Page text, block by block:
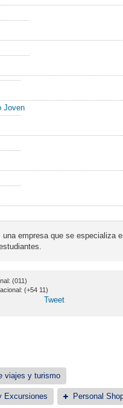
Joven
una empresa que se especializa
(011)
(+54 11)
Tweet
viajes y turismo
Excursiones Personal